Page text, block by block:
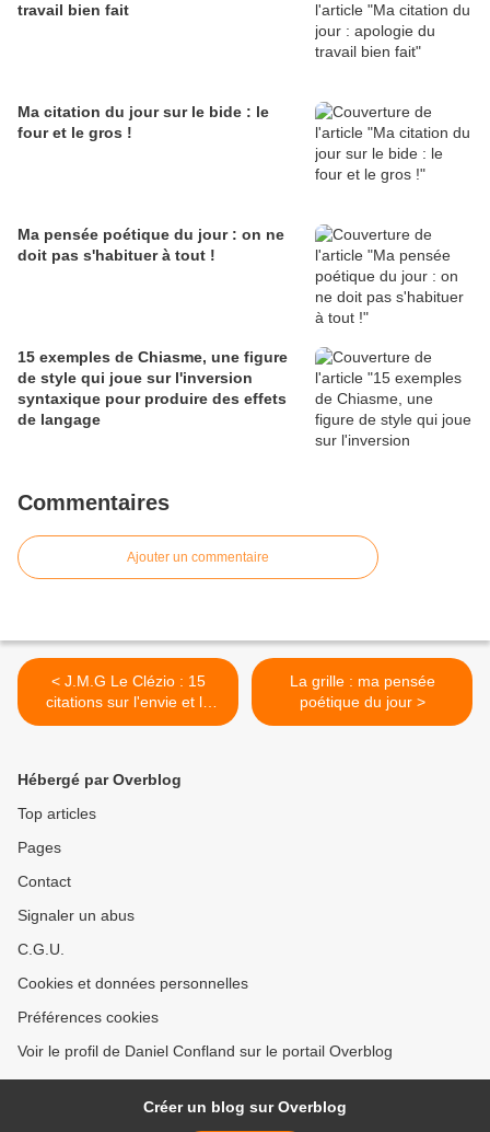
travail bien fait
Ma citation du jour sur le bide : le
four et le gros !
Ma pensée poétique du jour : on ne
doit pas s'habituer à tout !
15 exemples de Chiasme, une figure
de style qui joue sur l'inversion
syntaxique pour produire des effets
de langage
Commentaires
Ajouter un commentaire
< J.M.G Le Clézio : 15
citations sur l'envie et le
besoin d'écrire du Prix
La grille : ma pensée
poétique du jour >
Hébergé par Overblog
Top articles
Pages
Contact
Signaler un abus
C.G.U.
Cookies et données personnelles
Préférences cookies
Voir le profil de Daniel Confland sur le portail Overblog
Créer un blog sur Overblog